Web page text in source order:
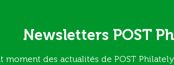
Newsletters POST
moment des actualités de POST